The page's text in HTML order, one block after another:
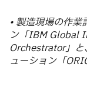
• 製造現場の作
ン「IBM Global
Orchestrator」
ューション「